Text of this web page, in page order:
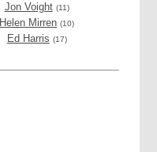
Jon Voight (11)
Helen Mirren (10)
Ed Harris (17)